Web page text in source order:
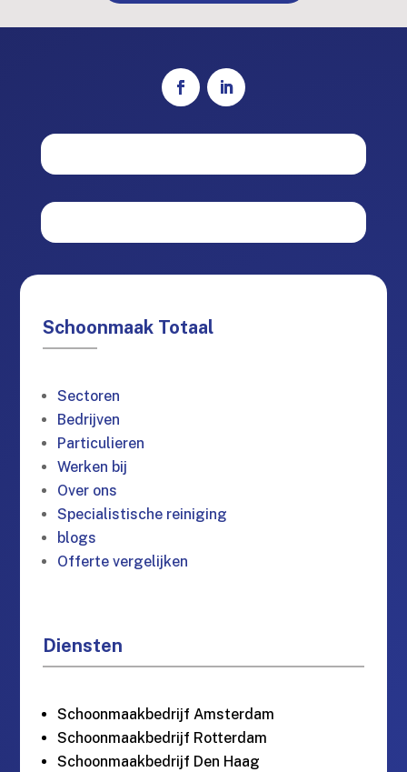
Schoonmaak Totaal
Sectoren
Bedrijven
Particulieren
Werken bij
Over ons
Specialistische reiniging
blogs
Offerte vergelijken
Diensten
Schoonmaakbedrijf Amsterdam
Schoonmaakbedrijf Rotterdam
Schoonmaakbedrijf Den Haag